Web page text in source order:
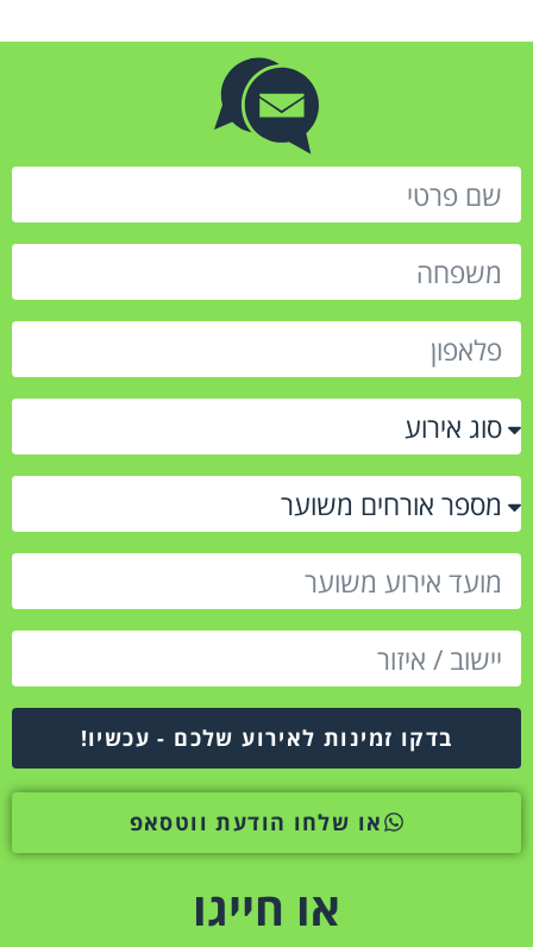
בדקו זמינות לאירוע שלכם - עכשיו!
או שלחו הודעת ווטסאפ
או חייגו